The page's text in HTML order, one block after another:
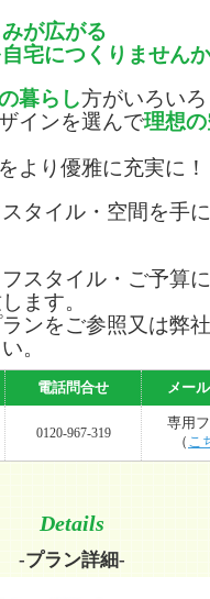
が広がる
宅につくりません
暮らし方がいろいろ
インを選んで理想の
をより優雅に充実に！
タイル・空間を手
スタイル・ご予算
ます。
ンをご参照又は弊
。
電話問合せ メー
0120-967-319
専用
（ こ
Details
-プラン詳細-